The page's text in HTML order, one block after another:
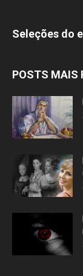
Seleções do
POSTS MAIS